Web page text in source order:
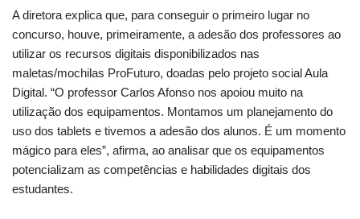
A diretora explica que, para conseguir o primeiro lugar no
concurso, houve, primeiramente, a adesão dos professores ao
utilizar os recursos digitais disponibilizados nas
maletas/mochilas ProFuturo, doadas pelo projeto social Aula
Digital. “O professor Carlos Afonso nos apoiou muito na
utilização dos equipamentos. Montamos um planejamento do
uso dos tablets e tivemos a adesão dos alunos. É um momento
mágico para eles”, afirma, ao analisar que os equipamentos
potencializam as competências e habilidades digitais dos
estudantes.